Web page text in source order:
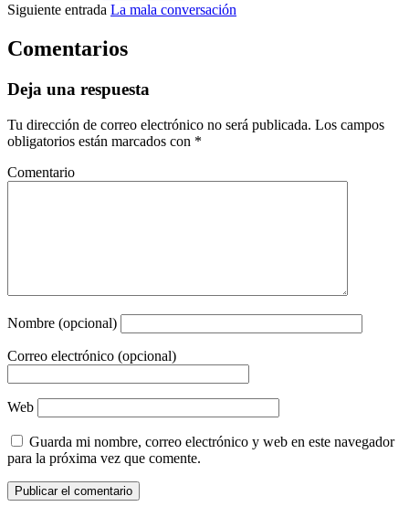
Siguiente entrada La mala conversación
Comentarios
Deja una respuesta
Tu dirección de correo electrónico no será publicada. Los campos
obligatorios están marcados con *
Comentario
Nombre (opcional)
Correo electrónico (opcional)
Web
Guarda mi nombre, correo electrónico y web en este navegador
para la próxima vez que comente.